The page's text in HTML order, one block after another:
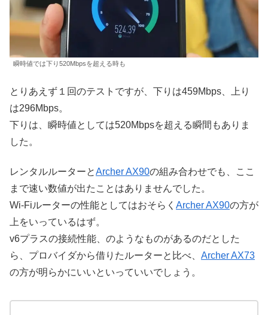
瞬時値では下り520Mbpsを超える時も
とりあえず１回のテストですが、下りは459Mbps、上り
は296Mbps。
下りは、瞬時値としては520Mbpsを超える瞬間もありま
した。
レンタルルーターとArcher AX90の組み合わせでも、ここ
まで速い数値が出たことはありませんでした。
Wi-Fiルーターの性能としてはおそらく Archer AX90の方が
上をいっているはず。
v6プラスの接続性能、のようなものがあるのだとした
ら、プロバイダから借りたルーターと比べ、 Archer AX73
の方が明らかにいいといっていいでしょう。